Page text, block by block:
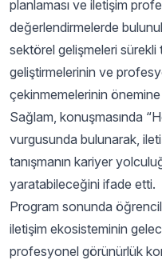
planlaması ve iletişim
değerlendirmelerde
sektörel gelişmeleri sürekli
geliştirmelerinin ve
çekinmemelerinin
Sağlam, konuşmasında
vurgusunda bulunarak,
tanışmanın kariyer
yaratabileceğini ifade etti.
Program sonunda
iletişim ekosisteminin
profesyonel görünürlük